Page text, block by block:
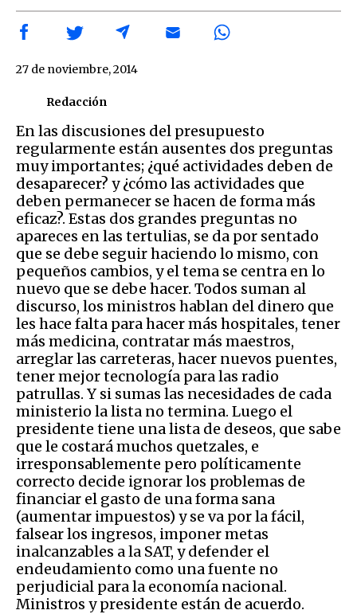
Redacción
27 de noviembre, 2014
En las discusiones del presupuesto
regularmente están ausentes dos preguntas
muy importantes; ¿qué actividades deben de
desaparecer? y ¿cómo las actividades que
deben permanecer se hacen de forma más
eficaz?. Estas dos grandes preguntas no
apareces en las tertulias, se da por sentado
que se debe seguir haciendo lo mismo, con
pequeños cambios, y el tema se centra en lo
nuevo que se debe hacer. Todos suman al
discurso, los ministros hablan del dinero que
les hace falta para hacer más hospitales, tener
más medicina, contratar más maestros,
arreglar las carreteras, hacer nuevos puentes,
tener mejor tecnología para las radio
patrullas. Y si sumas las necesidades de cada
ministerio la lista no termina. Luego el
presidente tiene una lista de deseos, que sabe
que le costará muchos quetzales, e
irresponsablemente pero políticamente
correcto decide ignorar los problemas de
financiar el gasto de una forma sana
(aumentar impuestos) y se va por la fácil,
falsear los ingresos, imponer metas
inalcanzables a la SAT, y defender el
endeudamiento como una fuente no
perjudicial para la economía nacional.
Ministros y presidente están de acuerdo.